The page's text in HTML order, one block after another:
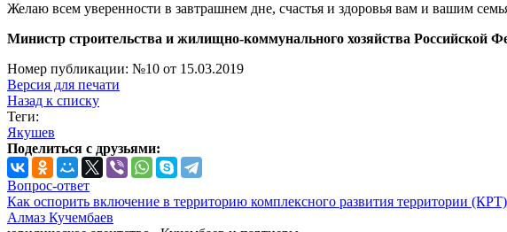
Желаю всем уверенности в завтраш­нем дне, счастья и здоровья вам и ва­шим
Министр строительства и жилищно-коммунального хозяйства Российской
Номер публикации: №10 от 15.03.2019
Версия для печати
Назад к списку
Теги:
Якушев
Поделиться с друзьями:
Вопрос-ответ
Как оспорить включение в территорию комплексного развития территории
Алмаз Кучембаев